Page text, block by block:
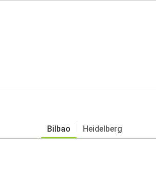
Bilbao Heidelberg